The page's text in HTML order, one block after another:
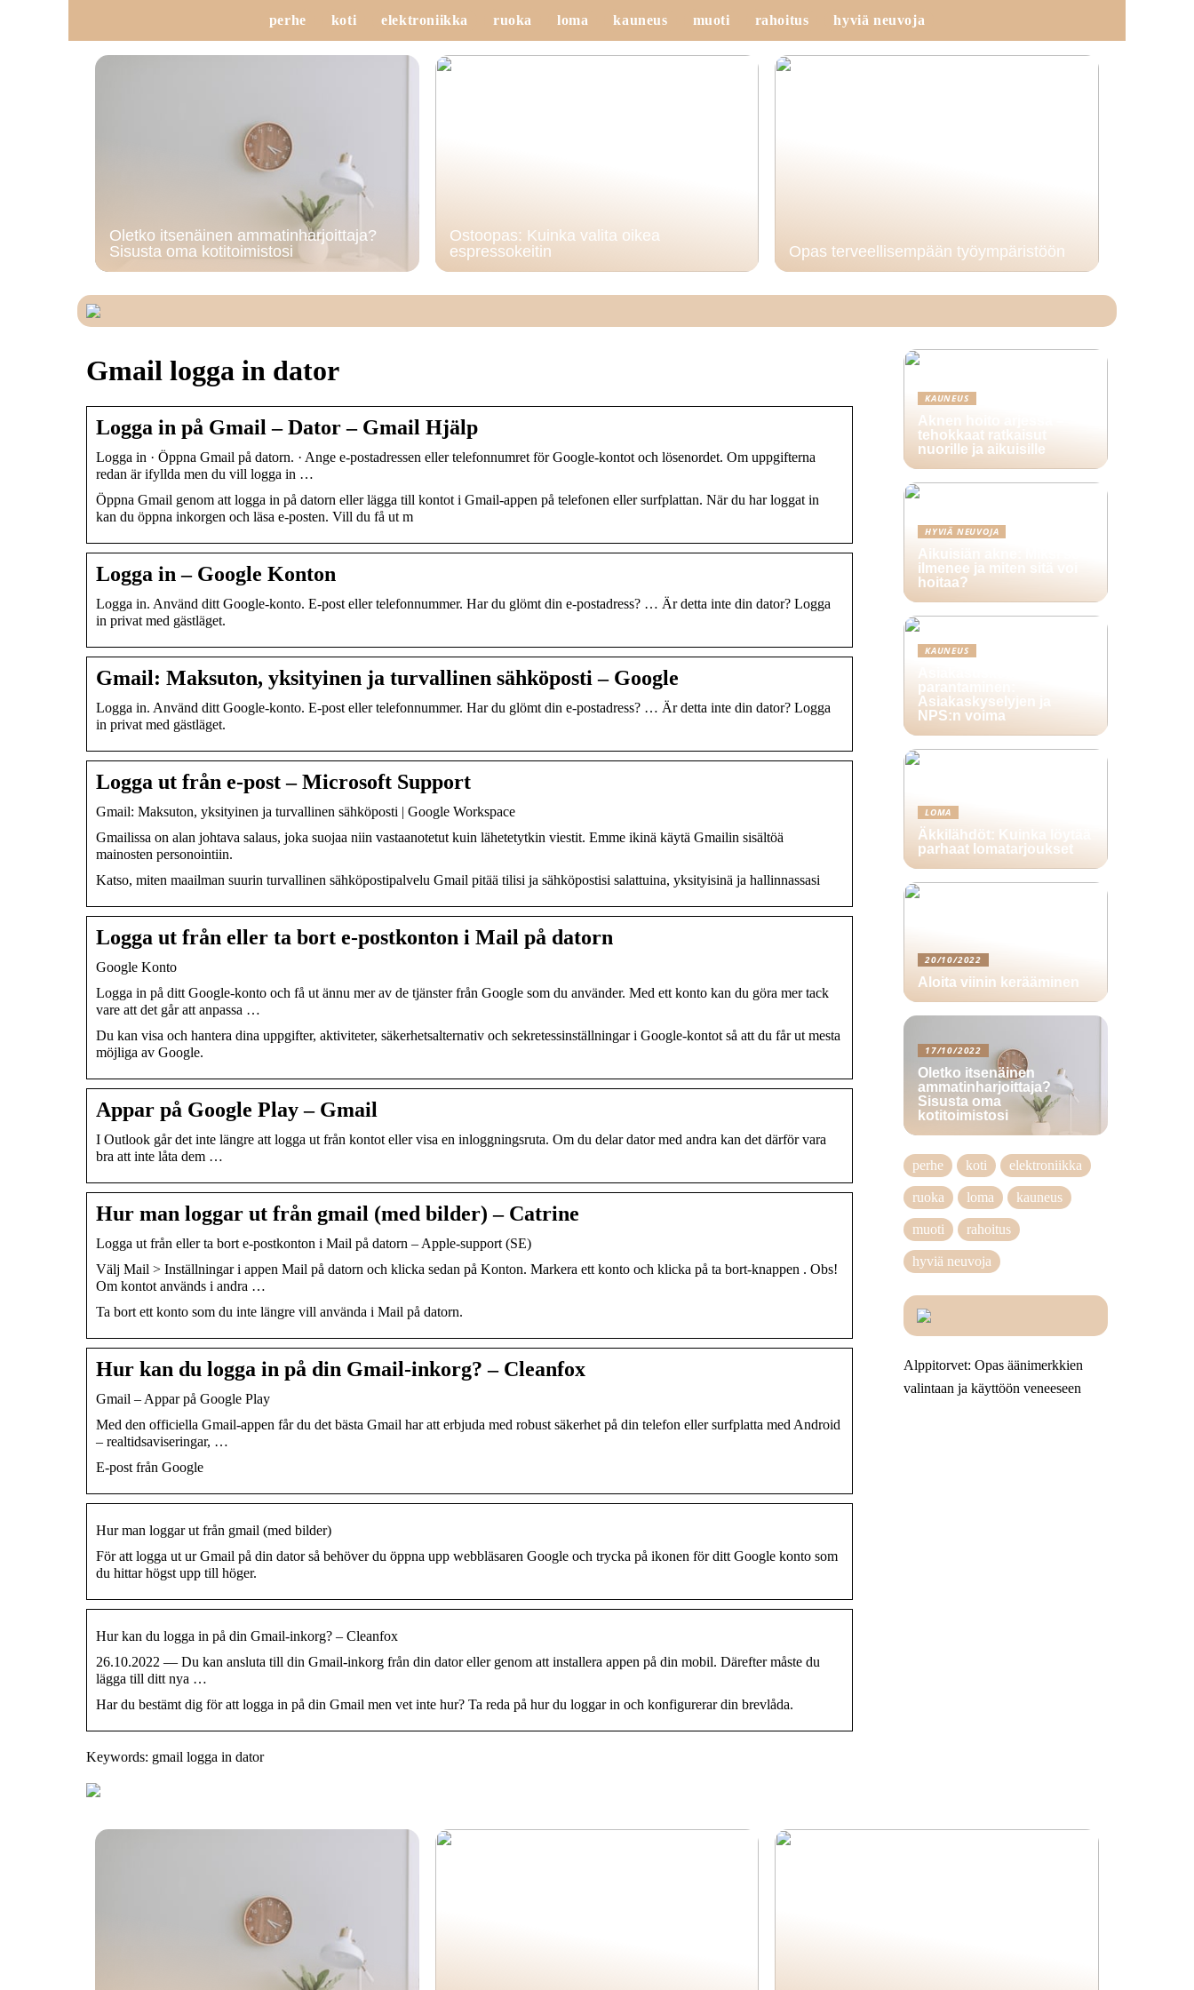
perhe koti elektroniikka ruoka loma kauneus muoti rahoitus hyviä neuvoja
Oletko itsenäinen ammatinharjoittaja?
Sisusta oma kotitoimistosi
Ostoopas: Kuinka valita oikea
espressokeitin
Opas terveellisempään työympäristöön
Gmail logga in dator
Logga in på Gmail – Dator – Gmail Hjälp
Logga in · Öppna Gmail på datorn. · Ange e-postadressen eller telefonnumret för Google-kontot och lösenordet. Om uppgifterna
redan är ifyllda men du vill logga in …
Öppna Gmail genom att logga in på datorn eller lägga till kontot i Gmail-appen på telefonen eller surfplattan. När du har loggat in
kan du öppna inkorgen och läsa e-posten. Vill du få ut m
Logga in – Google Konton
Logga in. Använd ditt Google-konto. E-post eller telefonnummer. Har du glömt din e-postadress? … Är detta inte din dator? Logga
in privat med gästläget.
Gmail: Maksuton, yksityinen ja turvallinen sähköposti – Google
Logga in. Använd ditt Google-konto. E-post eller telefonnummer. Har du glömt din e-postadress? … Är detta inte din dator? Logga
in privat med gästläget.
Logga ut från e-post – Microsoft Support
Gmail: Maksuton, yksityinen ja turvallinen sähköposti | Google Workspace
Gmailissa on alan johtava salaus, joka suojaa niin vastaanotetut kuin lähetetytkin viestit. Emme ikinä käytä Gmailin sisältöä
mainosten personointiin.
Katso, miten maailman suurin turvallinen sähköpostipalvelu Gmail pitää tilisi ja sähköpostisi salattuina, yksityisinä ja hallinnassasi
Logga ut från eller ta bort e-postkonton i Mail på datorn
Google Konto
Logga in på ditt Google-konto och få ut ännu mer av de tjänster från Google som du använder. Med ett konto kan du göra mer tack
vare att det går att anpassa …
Du kan visa och hantera dina uppgifter, aktiviteter, säkerhetsalternativ och sekretessinställningar i Google-kontot så att du får ut mesta
möjliga av Google.
Appar på Google Play – Gmail
I Outlook går det inte längre att logga ut från kontot eller visa en inloggningsruta. Om du delar dator med andra kan det därför vara
bra att inte låta dem …
Hur man loggar ut från gmail (med bilder) – Catrine
Logga ut från eller ta bort e-postkonton i Mail på datorn – Apple-support (SE)
Välj Mail > Inställningar i appen Mail på datorn och klicka sedan på Konton. Markera ett konto och klicka på ta bort-knappen . Obs!
Om kontot används i andra …
Ta bort ett konto som du inte längre vill använda i Mail på datorn.
Hur kan du logga in på din Gmail-inkorg? – Cleanfox
Gmail – Appar på Google Play
Med den officiella Gmail-appen får du det bästa Gmail har att erbjuda med robust säkerhet på din telefon eller surfplatta med Android
– realtidsaviseringar, …
E-post från Google
Hur man loggar ut från gmail (med bilder)
För att logga ut ur Gmail på din dator så behöver du öppna upp webbläsaren Google och trycka på ikonen för ditt Google konto som
du hittar högst upp till höger.
Hur kan du logga in på din Gmail-inkorg? – Cleanfox
26.10.2022 — Du kan ansluta till din Gmail-inkorg från din dator eller genom att installera appen på din mobil. Därefter måste du
lägga till ditt nya …
Har du bestämt dig för att logga in på din Gmail men vet inte hur? Ta reda på hur du loggar in och konfigurerar din brevlåda.
Keywords: gmail logga in dator
KAUNEUS
Aknen hoito arjessa –
tehokkaat ratkaisut
nuorille ja aikuisille
HYVIÄ NEUVOJA
Aikuisiän akne: Miksi se
ilmenee ja miten sitä voi
hoitaa?
KAUNEUS
parantaminen:
Asiakaskyselyjen ja
NPS:n voima
LOMA
Äkkilähdöt: Kuinka löytää
parhaat lomatarjoukset
20/10/2022
Aloita viinin kerääminen
17/10/2022
Oletko itsenäinen
ammatinharjoittaja?
Sisusta oma
kotitoimistosi
perhe koti elektroniikka
ruoka loma kauneus
muoti rahoitus
hyviä neuvoja
Alppitorvet: Opas äänimerkkien
valintaan ja käyttöön veneeseen